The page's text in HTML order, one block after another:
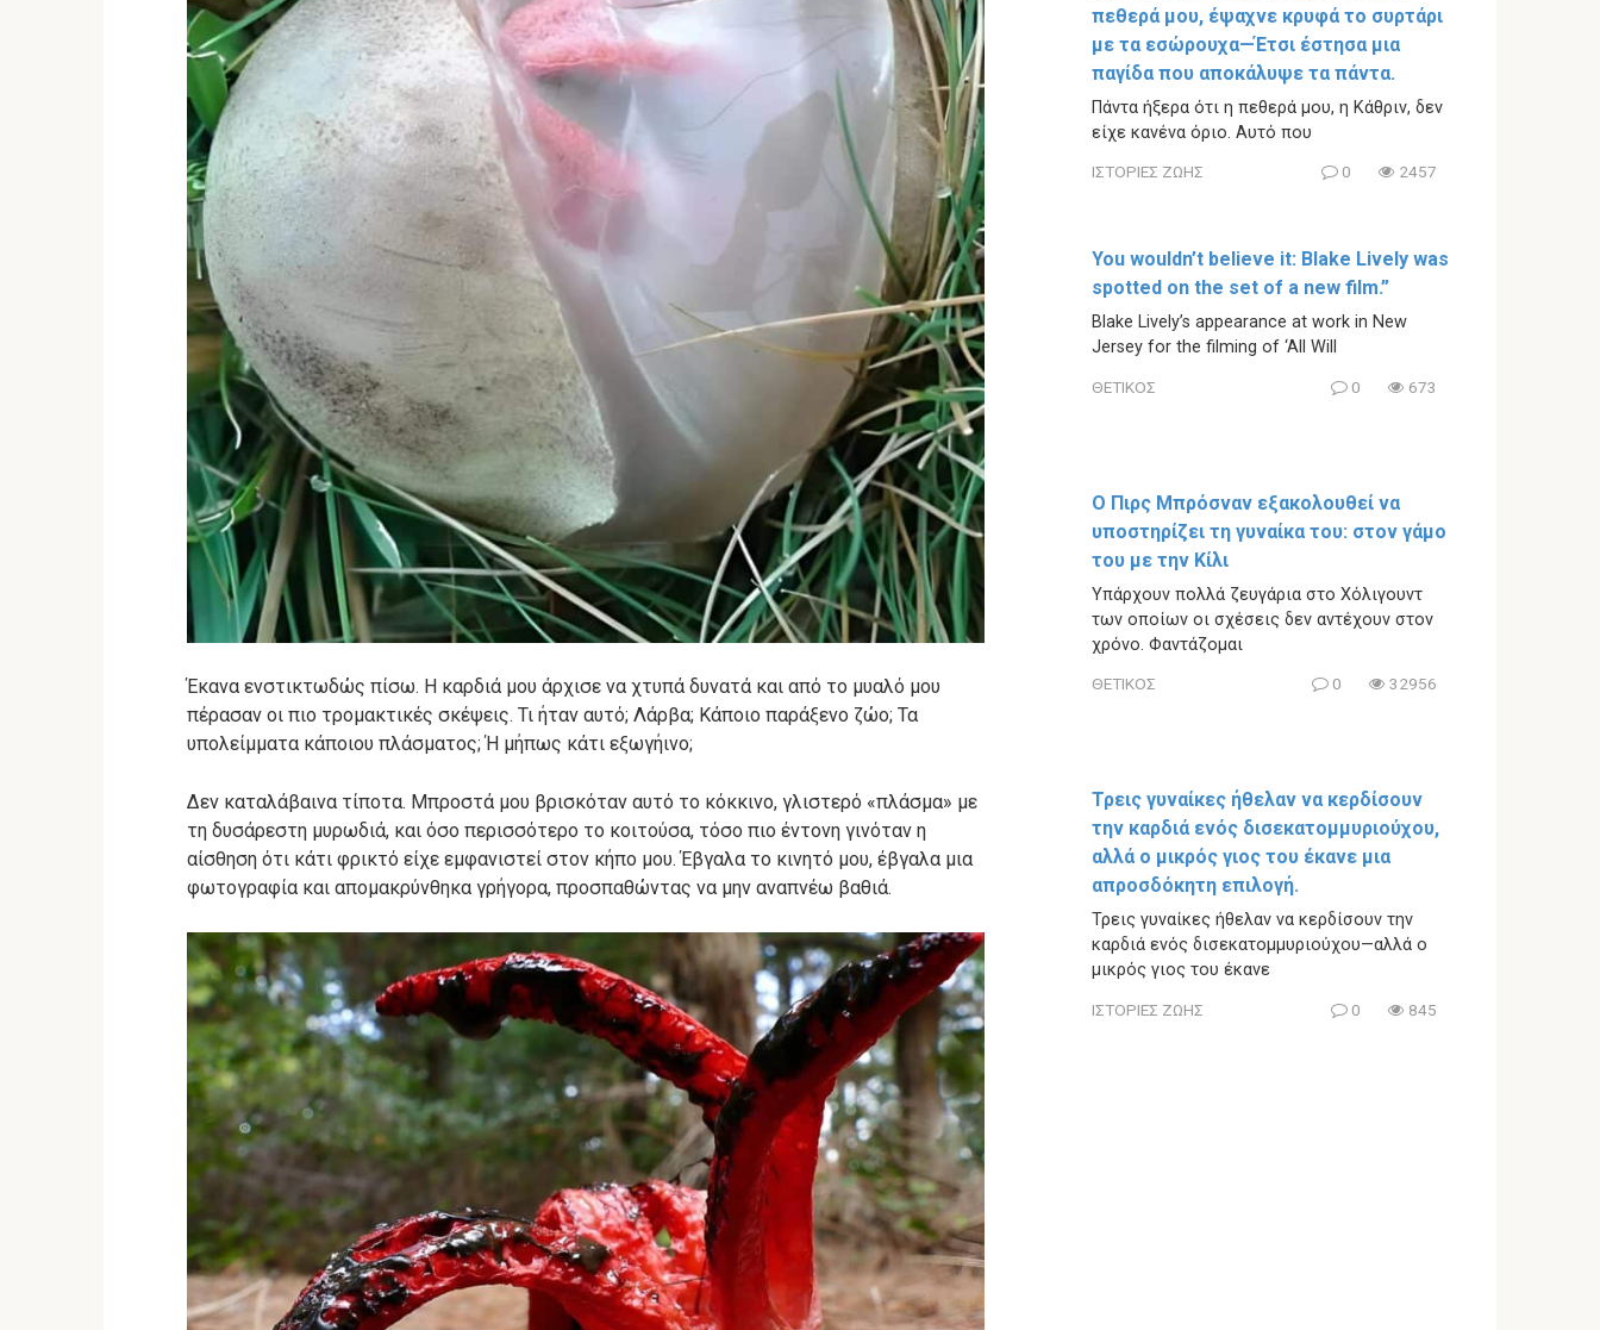
Έκανα ενστικτωδώς πίσω. Η καρδιά μου άρχισε να χτυπά δυνατά και από το μυαλό μου
πέρασαν οι πιο τρομακτικές σκέψεις. Τι ήταν αυτό; Λάρβα; Κάποιο παράξενο ζώο; Τα
υπολείμματα κάποιου πλάσματος; Ή μήπως κάτι εξωγήινο;
Δεν καταλάβαινα τίποτα. Μπροστά μου βρισκόταν αυτό το κόκκινο, γλιστερό «πλάσμα» με
τη δυσάρεστη μυρωδιά, και όσο περισσότερο το κοιτούσα, τόσο πιο έντονη γινόταν η
αίσθηση ότι κάτι φρικτό είχε εμφανιστεί στον κήπο μου. Έβγαλα το κινητό μου, έβγαλα μια
φωτογραφία και απομακρύνθηκα γρήγορα, προσπαθώντας να μην αναπνέω βαθιά.
πεθερά μου, έψαχνε κρυφά το συρτάρι
με τα εσώρουχα—Έτσι έστησα μια
παγίδα που αποκάλυψε τα πάντα.
Πάντα ήξερα ότι η πεθερά μου, η Κάθριν, δεν
είχε κανένα όριο. Αυτό που
ΙΣΤΟΡΙΕΣ ΖΩΗΣ 0 2457
You wouldn’t believe it: Blake Lively was
spotted on the set of a new film.”
Blake Lively’s appearance at work in New
Jersey for the filming of ‘All Will
ΘΕΤΙΚΟΣ 0 673
Ο Πιρς Μπρόσναν εξακολουθεί να
υποστηρίζει τη γυναίκα του: στον γάμο
του με την Κίλι
Υπάρχουν πολλά ζευγάρια στο Χόλιγουντ
των οποίων οι σχέσεις δεν αντέχουν στον
χρόνο. Φαντάζομαι
ΘΕΤΙΚΟΣ 0 32956
Τρεις γυναίκες ήθελαν να κερδίσουν
την καρδιά ενός δισεκατομμυριούχου,
αλλά ο μικρός γιος του έκανε μια
απροσδόκητη επιλογή.
Τρεις γυναίκες ήθελαν να κερδίσουν την
καρδιά ενός δισεκατομμυριούχου—αλλά ο
μικρός γιος του έκανε
ΙΣΤΟΡΙΕΣ ΖΩΗΣ 0 845